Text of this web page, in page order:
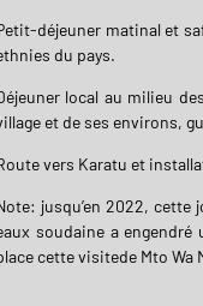
déjeuner matinal et
du pays.
local au milieu
et de ses environs,
vers Karatu et
jusqu’en 2022, cette
soudaine a
cette visitede Mto Wa